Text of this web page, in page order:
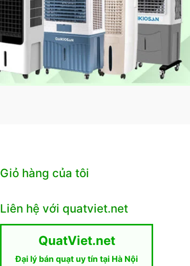
Giỏ hàng của tôi
Liên hệ với quatviet.net
QuatViet.net
Đại lý bán quạt uy tín tại Hà Nội